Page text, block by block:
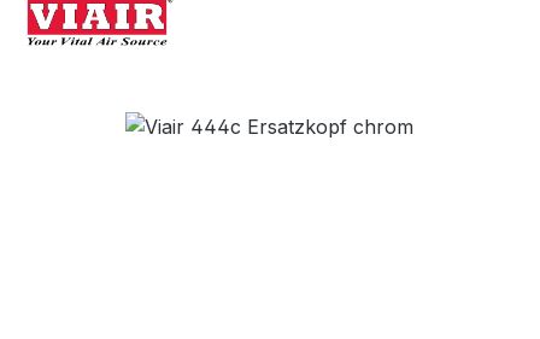
Bildergalerie überspringen